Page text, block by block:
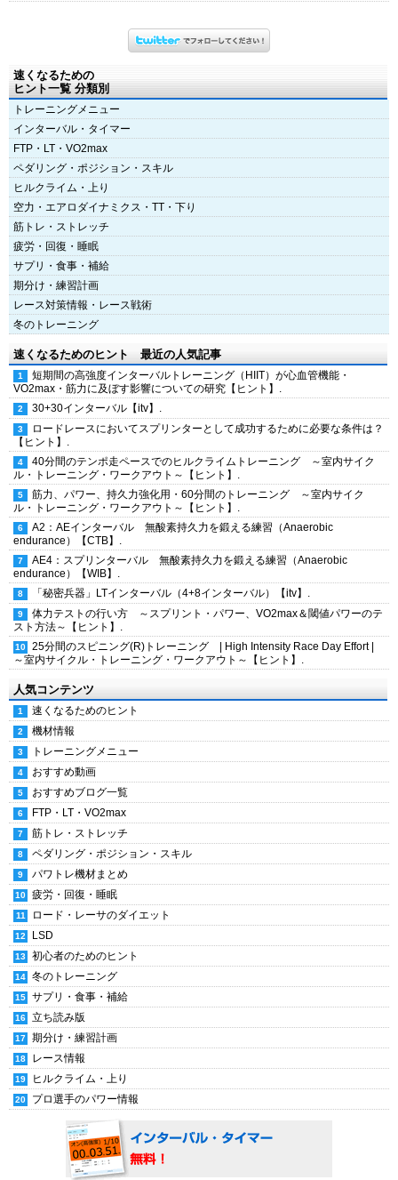
速くなるための
ヒント一覧 分類別
トレーニングメニュー
インターバル・タイマー
FTP・LT・VO2max
ペダリング・ポジション・スキル
ヒルクライム・上り
空力・エアロダイナミクス・TT・下り
筋トレ・ストレッチ
疲労・回復・睡眠
サプリ・食事・補給
期分け・練習計画
レース対策情報・レース戦術
冬のトレーニング
速くなるためのヒント 最近の人気記事
短期間の高強度インターバルトレーニング（HIIT）が心血管機能・
VO2max・筋力に及ぼす影響についての研究【ヒント】.
30+30インターバル【itv】.
ロードレースにおいてスプリンターとして成功するために必要な条件は？
【ヒント】.
40分間のテンポ走ペースでのヒルクライムトレーニング ～室内サイク
ル・トレーニング・ワークアウト～【ヒント】.
筋力、パワー、持久力強化用・60分間のトレーニング ～室内サイク
ル・トレーニング・ワークアウト～【ヒント】.
A2：AEインターバル 無酸素持久力を鍛える練習（Anaerobic
endurance）【CTB】.
AE4：スプリンターバル 無酸素持久力を鍛える練習（Anaerobic
endurance）【WIB】.
「秘密兵器」LTインターバル（4+8インターバル）【itv】.
体力テストの行い方 ～スプリント・パワー、VO2max＆閾値パワーのテ
スト方法～【ヒント】.
25分間のスピニング(R)トレーニング | High Intensity Race Day Effort |
～室内サイクル・トレーニング・ワークアウト～【ヒント】.
人気コンテンツ
速くなるためのヒント
機材情報
トレーニングメニュー
おすすめ動画
おすすめブログ一覧
FTP・LT・VO2max
筋トレ・ストレッチ
ペダリング・ポジション・スキル
パワトレ機材まとめ
疲労・回復・睡眠
ロード・レーサのダイエット
LSD
初心者のためのヒント
冬のトレーニング
サプリ・食事・補給
立ち読み版
期分け・練習計画
レース情報
ヒルクライム・上り
プロ選手のパワー情報